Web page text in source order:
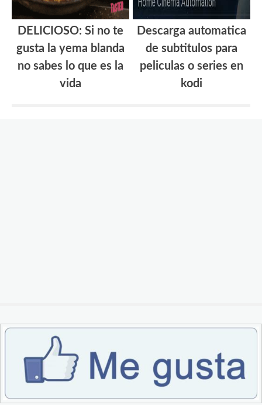
DELICIOSO: Si no te
gusta la yema blanda
no sabes lo que es la
vida
Descarga automatica
de subtitulos para
peliculas o series en
kodi